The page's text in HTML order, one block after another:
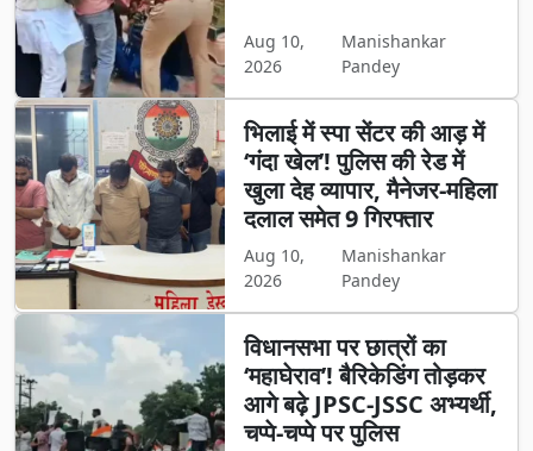
Aug 10,
2026
Manishankar
Pandey
भिलाई में स्पा सेंटर की आड़ में
‘गंदा खेल’! पुलिस की रेड में
खुला देह व्यापार, मैनेजर-महिला
दलाल समेत 9 गिरफ्तार
Aug 10,
2026
Manishankar
Pandey
विधानसभा पर छात्रों का
‘महाघेराव’! बैरिकेडिंग तोड़कर
आगे बढ़े JPSC-JSSC अभ्यर्थी,
चप्पे-चप्पे पर पुलिस